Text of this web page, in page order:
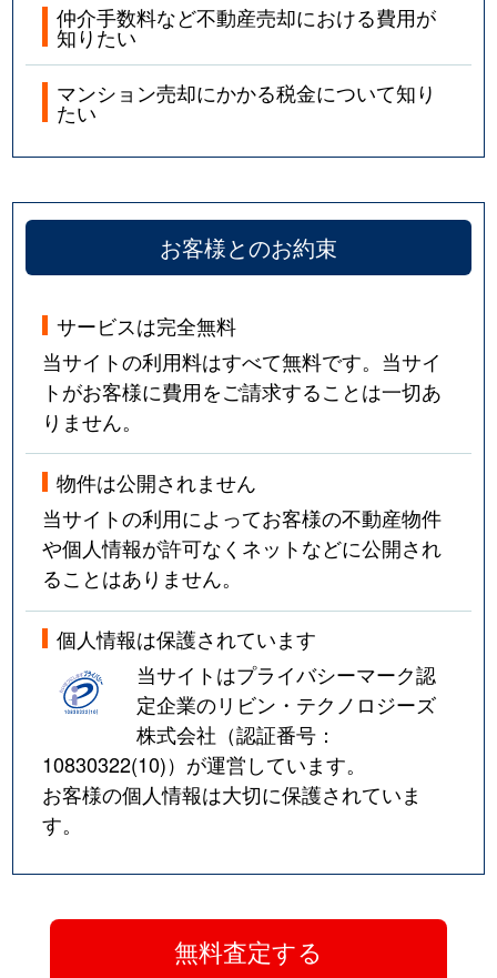
仲介手数料など不動産売却における費用が
知りたい
マンション売却にかかる税金について知り
たい
お客様とのお約束
サービスは完全無料
当サイトの利用料はすべて無料です。当サイ
トがお客様に費用をご請求することは一切あ
りません。
物件は公開されません
当サイトの利用によってお客様の不動産物件
や個人情報が許可なくネットなどに公開され
ることはありません。
個人情報は保護されています
当サイトはプライバシーマーク認
定企業のリビン・テクノロジーズ
株式会社（認証番号：
10830322(10)）が運営しています。
お客様の個人情報は大切に保護されていま
す。